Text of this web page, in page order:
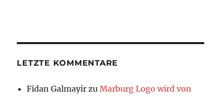
LETZTE KOMMENTARE
Fidan Galmayir zuMarburg Logo wird von